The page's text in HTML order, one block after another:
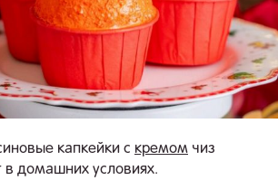
капкейки с кремом чиз
в домашних условиях.